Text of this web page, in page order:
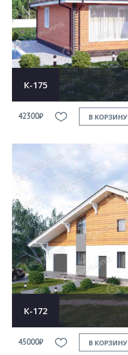
К-175
42300₽ В КОРЗИНУ
К-172
45000₽ В КОРЗИНУ
Согласен на обработку
This site is protected by reCAPTCHA and